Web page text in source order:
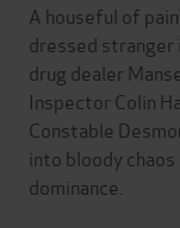
A houseful of
dressed
drug dealer
Inspector Colin
Constable
into bloody
dominance.